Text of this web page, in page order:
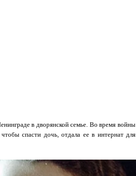
в дворянской семье. Во время войны
спасти дочь, отдала ее в интернат для